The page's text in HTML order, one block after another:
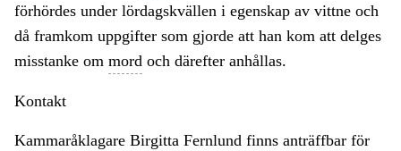
förhördes under lördagskvällen i egenskap av vittne och
då framkom uppgifter som gjorde att han kom att delges
misstanke om mord och därefter anhållas.
Kontakt
Kammaråklagare Birgitta Fernlund finns anträffbar för